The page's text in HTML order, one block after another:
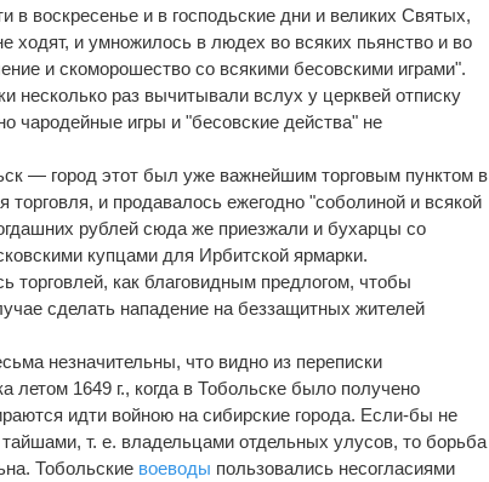
в воскресенье и в господьские дни и великих Святых,
ходят, и умножилось в людех во всяких пьянство и во
и скоморошество со всякими бесовскими играми".
несколько раз вычитывали вслух у церквей отписку
чародейные игры и "бесовские действа" не
— город этот был уже важнейшим торговым пунктом в
торговля, и продавалось ежегодно "соболиной и всякой
рублей сюда же приезжали и бухарцы со
купцами для Ирбитской ярмарки.
торговлей, как благовидным предлогом, чтобы
сделать нападение на беззащитных жителей
незначительны, что видно из переписки
1649 г., когда в Тобольске было получено
идти войною на сибирские города. Если-бы не
т. е. владельцами отдельных улусов, то борьба
Тобольские воеводы пользовались несогласиями